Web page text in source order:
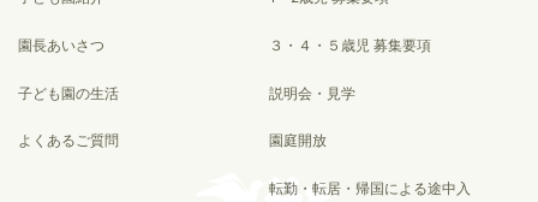
園長あいさつ
子ども園の生活
よくあるご質問
３・４・５歳児 募集要項
説明会・見学
園庭開放
転勤・転居・帰国による途中入